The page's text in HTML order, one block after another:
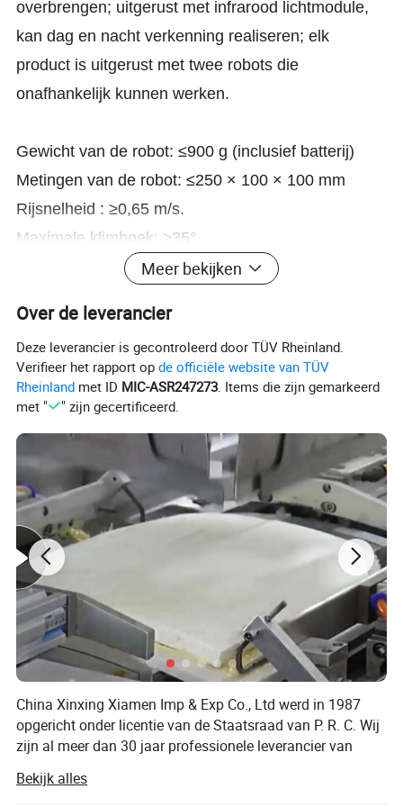
overbrengen; uitgerust met infrarood lichtmodule,
kan dag en nacht verkenning realiseren; elk
product is uitgerust met twee robots die
onafhankelijk kunnen werken.
Gewicht van de robot: ≤900 g (inclusief batterij)
Metingen van de robot: ≤250 × 100 × 100 mm
Rijsnelheid : ≥0,65 m/s.
Maximale klimhoek: ≥35°
Maximale onbreekbare afstand: Verticaal: ≥9 m.
Afstand afstandsbediening: Binnenshuis: ≥30 m
(aarde)
Jacht:≥80m(grond)
Werktijd: ≥2u
Beschermingsgraad: IP67
Meer bekijken
Over de leverancier
Deze leverancier is gecontroleerd door TÜV Rheinland.
Verifieer het rapport opde officiële website van TÜV
Rheinland met ID MIC-ASR247273. Items die zijn gemarkeerd
met "
" zijn gecertificeerd.
China Xinxing Xiamen Imp & Exp Co., Ltd werd in 1987
opgericht onder licentie van de Staatsraad van P. R. C. Wij
zijn al meer dan 30 jaar professionele leverancier van
apparatuur. Als lid van China Xinxing Corp. hebben we niet
Bekijk alles